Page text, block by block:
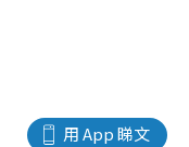
用 App 睇文